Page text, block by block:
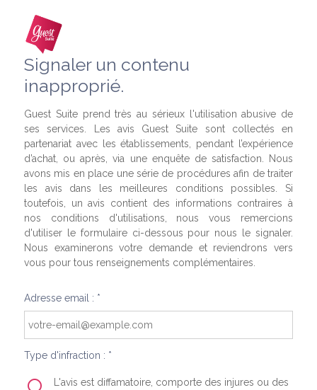
Signaler un contenu
inapproprié.
Guest Suite prend très au sérieux l'utilisation abusive de
ses services. Les avis Guest Suite sont collectés en
partenariat avec les établissements, pendant l’expérience
d’achat, ou après, via une enquête de satisfaction. Nous
avons mis en place une série de procédures afin de traiter
les avis dans les meilleures conditions possibles. Si
toutefois, un avis contient des informations contraires à
nos conditions d'utilisations, nous vous remercions
d'utiliser le formulaire ci-dessous pour nous le signaler.
Nous examinerons votre demande et reviendrons vers
vous pour tous renseignements complémentaires.
Adresse email : *
Type d'infraction : *
L'avis est diffamatoire, comporte des injures ou des